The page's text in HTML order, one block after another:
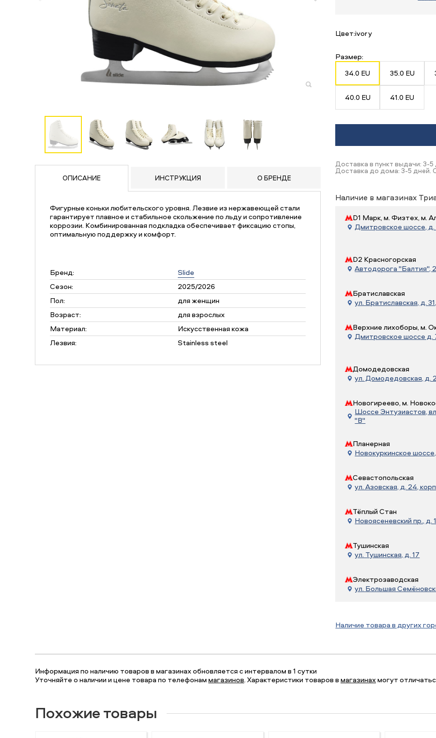
ОПИСАНИЕ ИНСТРУКЦИЯ О БРЕНДЕ
Фигурные коньки любительского уровня. Лезвие из нержавеющей стали
гарантирует плавное и стабильное скольжение по льду и сопротивление
коррозии. Комбинированная подкладка обеспечивает фиксацию стопы,
оптимальную поддержку и комфорт.
Бренд:
Slide
Сезон:
2025/2026
Пол:
для женщин
Возраст:
для взрослых
Материал:
Искусственная кожа
Лезвия:
Stainless steel
Цвет:ivory
Размер:
34.0 EU 35.0 EU
40.0 EU 41.0 EU
Доставка в пункт выдачи: 3-
Доставка до дома: 3-5 дней.
Наличие в магазинах
D1 Марк, м. Физтех, м.
Дмитровское шоссе, д.
D2 Красногорская
Автодорога "Балтия",
Братиславская
ул. Братиславская, д.
Верхние лихоборы, м.
Дмитровское шоссе д.
Домодедовская
ул. Домодедовская, д.
Новогиреево, м.
Шоссе Энтузиастов,
"В"
Планерная
Новокуркинское шоссе,
Севастопольская
ул. Азовская, д. 24,
Тёплый Стан
Новоясеневский пр., д. 1
Тушинская
ул. Тушинская, д. 17
Электрозаводская
ул. Большая
Наличие товара в других
Информация по наличию товаров в магазинах обновляется с интервалом в 1 сутки
Уточняйте о наличии и цене товара по телефонаммагазинов. Характеристики товаров вмагазинахмогут
Похожие товары